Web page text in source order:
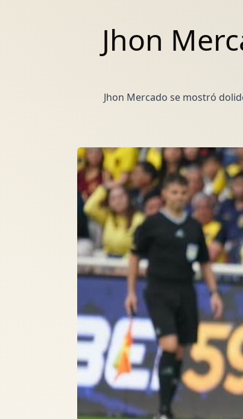
Jhon
Jhon Mercado se mostró